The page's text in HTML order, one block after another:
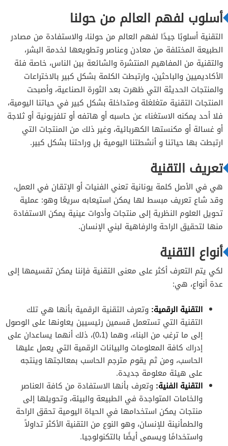
أسلوب لفهم العالم من حولنا
التقنية أسلوبًا جيدًا لفهم العالم من حولنا، والاستفادة من مصادر
الطبيعة المختلفة من معادن وعناصر وتطويعها لخدمة البشر،
والتقنية من المفاهيم المنتشرة والشائعة بين الناس، خاصة فئة
الأكاديميين والباحثين، وارتبطت الكلمة بشكل كبير بالاختراعات
والمنتجات الحديثة التي ظهرت بعد الثورة الصناعية، وأصبحت
المنتجات التقنية متغلغلة ومتداخلة بشكل كبير في حياتنا اليومية،
فلا أحد يمكنه الاستغناء عن حاسبه أو هاتفه أو تلفزيونية أو ثلاجة
أو غسالة أو مكنستها الكهربائية، وغير ذلك من المنتجات التي
ارتبطت بها حياتنا و أنشطتنا اليومية بل وراحتنا بشكل كبير.
تعريف التقنية
هي في الأصل كلمة يونانية تعني الفنيات أو الإتقان في العمل،
وقد شاع تعريف مبسط لها يمكن استيعابه سريعًا وهو: عملية
تحويل العلوم النظرية إلى منتجات وأدوات عينية يمكن الاستفادة
منها لتحقيق الراحة والرفاهية لبني الإنسان.
أنواع التقنية
لكي يتم التعرف أكثر على معنى التقنية فإننا يمكن تقسيمها إلى
عدة أنواع، هي:
التقنية الرقمية: وتعرف التقنية الرقمية بأنها هي تلك
التقنية التي تستعمل قسمين رئيسيين يعاونها على الوصول
إلى ما ترغب من البناء، وهما (0،1)، ذلك أنهما يساعدان على
إدراك كافة المعلومات والبيانات الرقمية التي يعمل عليها
الحاسب، ومن ثم يقوم مترجم الحاسب بمعالجتها وينتجه
على هيئة معلومة جديدة.
التقنية الفنية: وتعرف بأنها الاستفادة من كافة العناصر
والخامات المتواجدة في الطبيعة والبيئة، وتحويلها إلى
منتجات يمكن استخدامها في الحياة اليومية تحقق الراحة
والطمأنينة للإنسان، وهو النوع من التقنية الأكثر تداولاً
واستخدامًا ويسمى أيضًا بالتكنولوجيا.